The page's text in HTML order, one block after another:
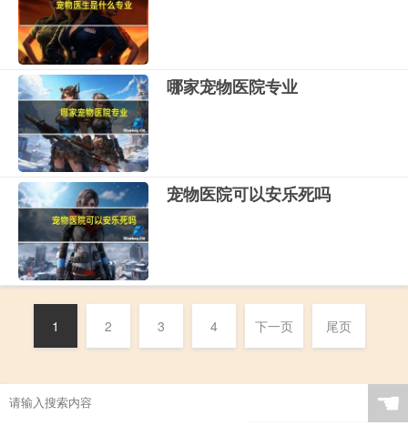
哪家宠物医院专业
宠物医院可以安乐死吗
1 2 3 4 下一页 尾页
☚